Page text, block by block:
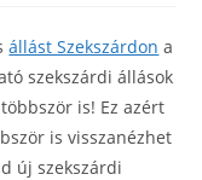
állást Szekszárdon a
szekszárdi állások
is! Ez azért
is visszanézhet
új szekszárdi